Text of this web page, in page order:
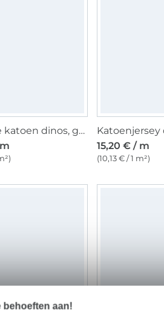
Popeline katoen dinos, gebroken wit
15,20 € / m
(10,13 € / 1 m²)
behoeften aan!